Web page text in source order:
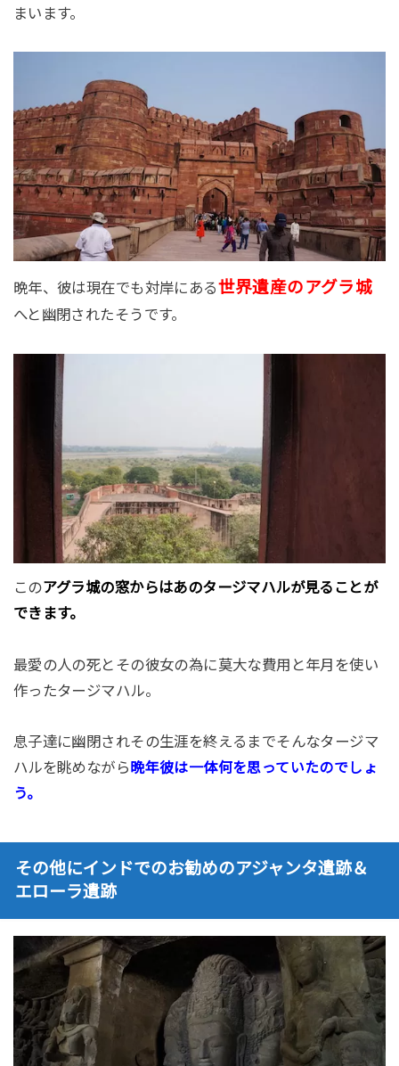
まいます。
晩年、彼は現在でも対岸にある世界遺産のアグラ城
へと幽閉されたそうです。
このアグラ城の窓からはあのタージマハルが見ることが
できます。
最愛の人の死とその彼女の為に莫大な費用と年月を使い
作ったタージマハル。
息子達に幽閉されその生涯を終えるまでそんなタージマ
ハルを眺めながら 晩年彼は一体何を思っていたのでしょ
う。
その他にインドでのお勧めのアジャンタ遺跡＆
エローラ遺跡